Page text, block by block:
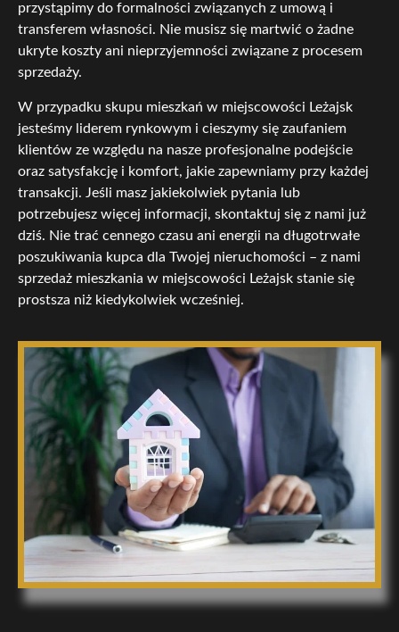
przystąpimy do formalności związanych z umową i
transferem własności. Nie musisz się martwić o żadne
ukryte koszty ani nieprzyjemności związane z procesem
sprzedaży.
W przypadku skupu mieszkań w miejscowości Leżajsk
jesteśmy liderem rynkowym i cieszymy się zaufaniem
klientów ze względu na nasze profesjonalne podejście
oraz satysfakcję i komfort, jakie zapewniamy przy każdej
transakcji. Jeśli masz jakiekolwiek pytania lub
potrzebujesz więcej informacji, skontaktuj się z nami już
dziś. Nie trać cennego czasu ani energii na długotrwałe
poszukiwania kupca dla Twojej nieruchomości – z nami
sprzedaż mieszkania w miejscowości Leżajsk stanie się
prostsza niż kiedykolwiek wcześniej.